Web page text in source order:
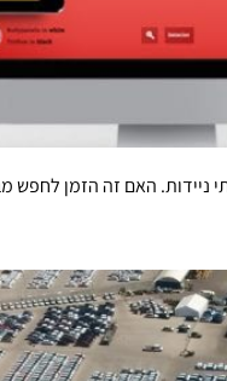
ניידות. האם זה הזמן לחפש